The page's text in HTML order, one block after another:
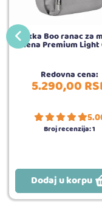
Kikka Boo ranac za
Siena Premium Light
Redovna cena:
5.290,00
Broj recenzija:1
Dodaj u korpu